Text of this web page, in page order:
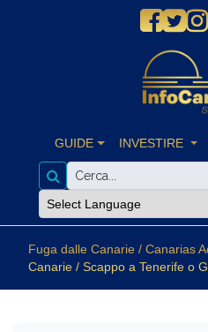
GUIDE INVESTIRE
Fuga dalle Canarie / Canarias
Canarie / Scappo a Tenerife o